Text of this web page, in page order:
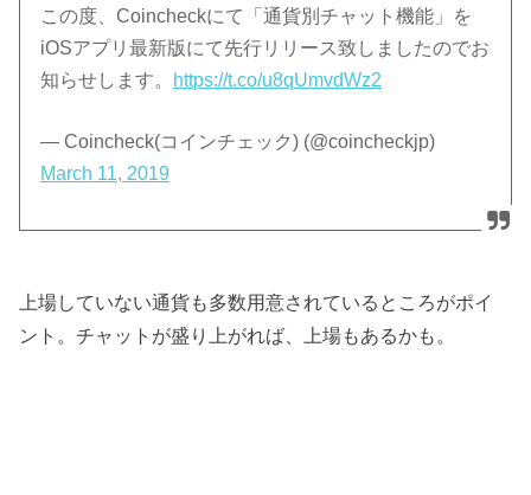
この度、Coincheckにて「通貨別チャット機能」を
iOSアプリ最新版にて先行リリース致しましたのでお
知らせします。
https://t.co/u8qUmvdWz2
— Coincheck(コインチェック) (@coincheckjp)
March 11, 2019
上場していない通貨も多数用意されているところがポイ
ント。チャットが盛り上がれば、上場もあるかも。